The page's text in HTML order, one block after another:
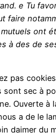
e Tu
faire
ont
à des de
pas
sont sec à
Ouverte à
a de le
daimer du